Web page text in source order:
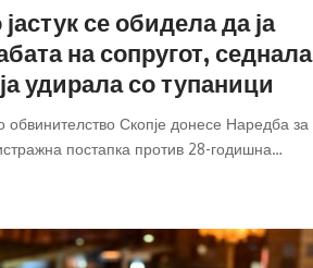
се обидела да ја
на сопругот, седнала
удирала со тупаници
обвинителство Скопје донесе Наредба за
постапка против 28-годишна…